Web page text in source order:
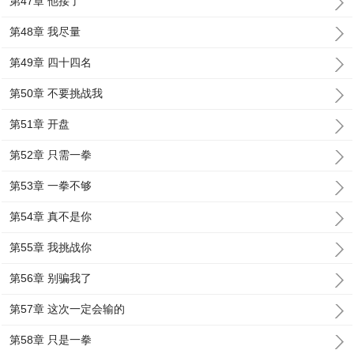
第48章 我尽量
第49章 四十四名
第50章 不要挑战我
第51章 开盘
第52章 只需一拳
第53章 一拳不够
第54章 真不是你
第55章 我挑战你
第56章 别骗我了
第57章 这次一定会输的
第58章 只是一拳